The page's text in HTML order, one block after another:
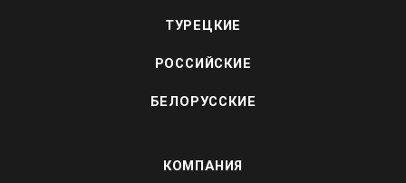
ТУРЕЦКИЕ
РОССИЙСКИЕ
БЕЛОРУССКИЕ
КОМПАНИЯ